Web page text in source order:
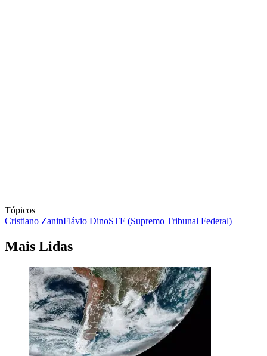
Tópicos
Cristiano ZaninFlávio DinoSTF (Supremo Tribunal Federal)
Mais Lidas